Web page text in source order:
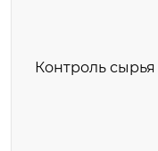
Контроль сырья